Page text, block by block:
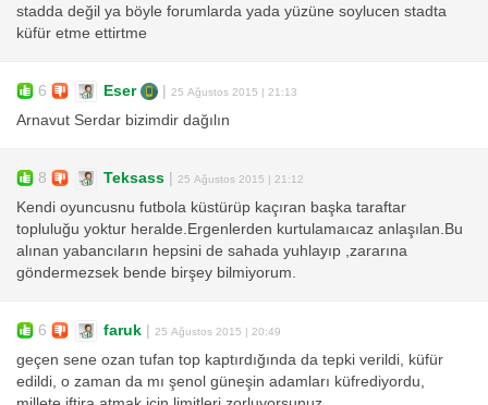
stadda değil ya böyle forumlarda yada yüzüne soylucen stadta
küfür etme ettirtme
6 Eser 25 Ağustos 2015 | 21:13
Arnavut Serdar bizimdir dağılın
8 Teksass 25 Ağustos 2015 | 21:12
Kendi oyuncusnu futbola küstürüp kaçıran başka taraftar
topluluğu yoktur heralde.Ergenlerden kurtulamaıcaz anlaşılan.Bu
alınan yabancıların hepsini de sahada yuhlayıp ,zararına
göndermezsek bende birşey bilmiyorum.
6 faruk 25 Ağustos 2015 | 20:49
geçen sene ozan tufan top kaptırdığında da tepki verildi, küfür
edildi, o zaman da mı şenol güneşin adamları küfrediyordu,